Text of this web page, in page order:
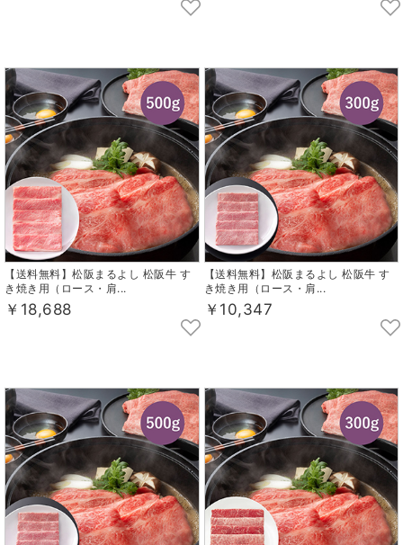
【送料無料】松阪まるよし 松阪牛 す
き焼き用（ロース・肩...
￥18,688
【送料無料】松阪まるよし 松阪牛 す
き焼き用（ロース・肩...
￥10,347